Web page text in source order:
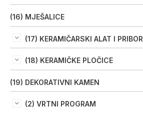
(16) MJEŠALICE
(17) KERAMIČARSKI ALAT I PRIBOR
(18) KERAMIČKE PLOČICE
(19) DEKORATIVNI KAMEN
(2) VRTNI PROGRAM